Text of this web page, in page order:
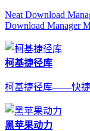
Neat Download
Download Manager
柯基捷径库
柯基捷径库——快
黑苹果动力